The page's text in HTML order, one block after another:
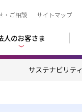
・ご相談 サイトマップ
人のお客さま
サステナビリティ